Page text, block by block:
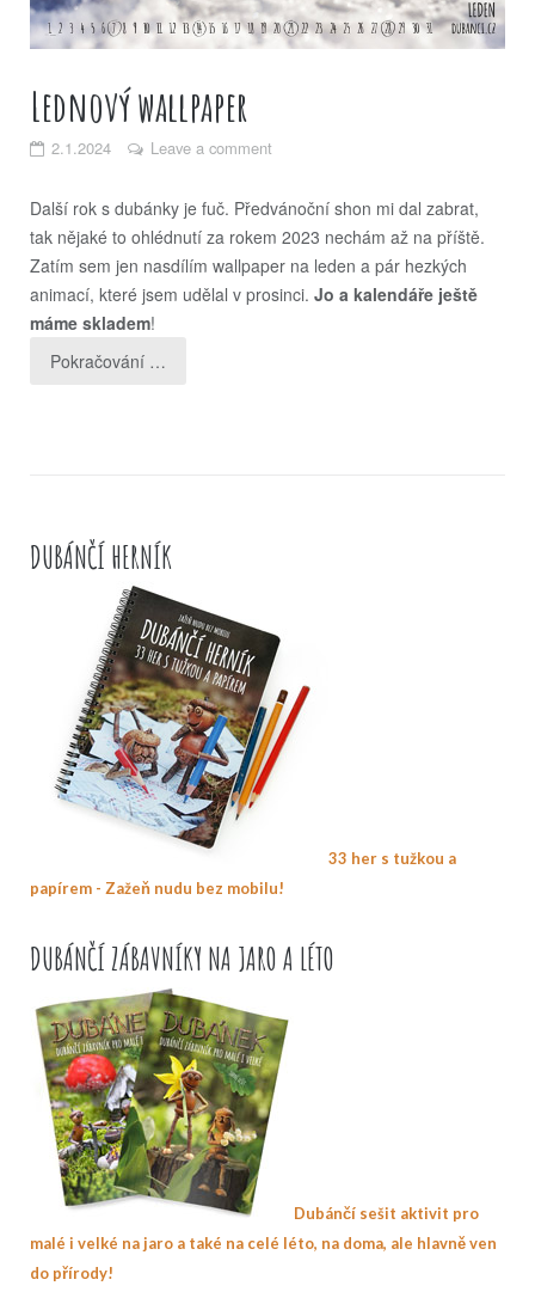
Lednový wallpaper
2.1.2024 Leave a comment
Další rok s dubánky je fuč. Předvánoční shon mi dal zabrat,
tak nějaké to ohlédnutí za rokem 2023 nechám až na příště.
Zatím sem jen nasdílím wallpaper na leden a pár hezkých
animací, které jsem udělal v prosinci. Jo a kalendáře ještě
máme skladem!
Pokračování …
DUBÁNČÍ HERNÍK
33 her s tužkou a
papírem - Zažeň nudu bez mobilu!
DUBÁNČÍ ZÁBAVNÍKY NA JARO A LÉTO
Dubánčí sešit aktivit pro
malé i velké na jaro a také na celé léto, na doma, ale hlavně ven
do přírody!